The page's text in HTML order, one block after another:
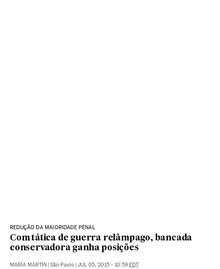
REDUÇÃO DA MAIORIDADE PENAL
Com tática de guerra relâmpago, bancada
conservadora ganha posições
MARÍA MARTÍN | São Paulo | JUL 05, 2015 - 10:59 EDT